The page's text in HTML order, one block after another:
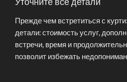
Прежде чем встретиться с
детали: стоимость услуг,
встречи, время и
позволит избежать